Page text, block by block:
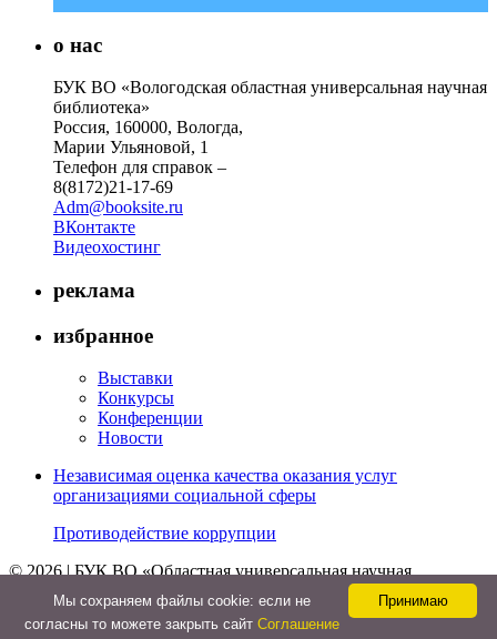
о нас
БУК ВО «Вологодская областная универсальная научная
библиотека»
Россия, 160000, Вологда,
Марии Ульяновой, 1
Телефон для справок –
8(8172)21-17-69
Adm@booksite.ru
ВКонтакте
Видеохостинг
реклама
избранное
Выставки
Конкурсы
Конференции
Новости
Независимая оценка качества оказания услуг
организациями социальной сферы
Противодействие коррупции
© 2026 | БУК ВО «Областная универсальная научная
библиотека»
Принимаю
Мы cохраняем файлы cookie: если не
согласны то можете закрыть сайт Соглашение